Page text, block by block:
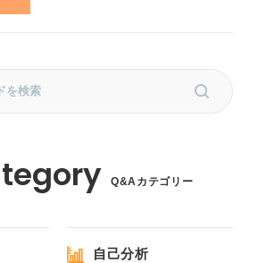
Q&Aカテゴリー
自己分析